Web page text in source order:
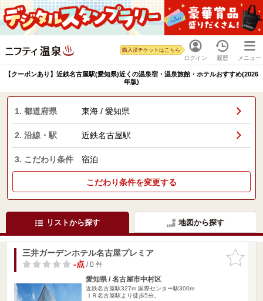
ログイン
購入済チケットはこちら
履歴 メニュー
【クーポンあり】近鉄名古屋駅(愛知県)近くの温泉宿・温泉旅館・ホテルおすすめ(2026
年版)
1. 都道府県 東海 / 愛知県
2. 沿線・駅 近鉄名古屋駅
3. こだわり条件 宿泊
こだわり条件を変更する
リストから探す 地図から探す
お気に入
りに追加
三井ガーデンホテル名古屋プレミア
-点/ 0 件
愛知県 / 名古屋市中村区
近鉄名古屋駅327m 国際センター駅300m
ＪＲ名古屋駅より徒歩5分。